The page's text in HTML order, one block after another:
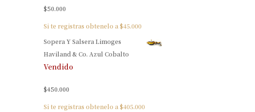
$50.000
Si te registras obtenelo a $45.000
Sopera Y Salsera Limoges
Haviland & Co. Azul Cobalto
Vendido
$450.000
Si te registras obtenelo a $405.000